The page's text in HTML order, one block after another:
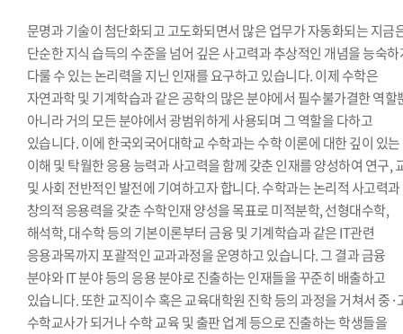
문명과 기술이 첨단화되고 고도화되면서 많은 업무가 자동화되는 지금
단순한 지식 습득의 수준을 넘어 깊은 사고력과 추상적인 개념을 능숙
다룰 수 있는 논리력을 지닌 인재를 요구하고 있습니다. 이제 수학은
자연과학 및 기계학습과 같은 공학의 많은 분야에서 필수불가결한 역할
아니라 거의 모든 분야에서 광범위하게 사용되며 그 역할을 다하고
있습니다. 이에 한국외국어대학교 수학과는 수학 이론에 대한 깊이 있는
이해 및 탁월한 응용 능력과 사고력을 함께 갖춘 인재를 양성하여 연구,
및 사회 전반적인 발전에 기여하고자 합니다. 수학과는 논리적 사고력과
창의적 응용력을 갖춘 수학인재 양성을 목표로 미적분학, 선형대수학,
해석학, 대수학 등의 기본이론부터 금융 및 기계학습과 같은 IT관련
응용과목까지 포괄적인 교과과정을 운영하고 있습니다. 그 결과 금융
분야와 IT 분야 등의 응용 분야로 진출하는 인재들을 꾸준히 배출하고
있습니다. 또한 교직이수 혹은 교육대학원 진학 등의 과정을 거쳐서 중·
수학교사가 되거나 수학 교육 및 출판 업계 등으로 진출하는 학생들을